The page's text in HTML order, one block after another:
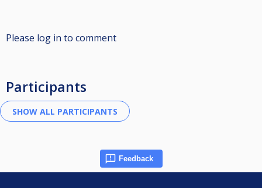
Please log in to comment
Participants
Feedback